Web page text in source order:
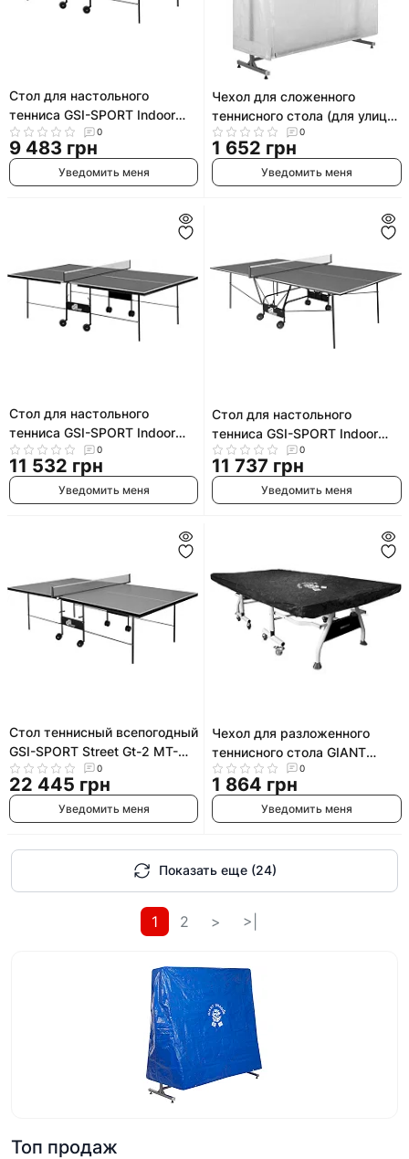
Стол для настольного
тенниса GSI-SPORT Indoor
Gk-3 MT-46910
9 483 грн
Уведомить меня
Чехол для сложенного
теннисного стола (для улицы
OUTDOOR) GIANT DRAGON
MT-6567 C003
0
1 652 грн
Уведомить меня
Стол для настольного
тенниса GSI-SPORT Indoor
Gk-3.18 MT-0934
0
11 532 грн
Уведомить меня
Стол для настольного
тенниса GSI-SPORT Indoor
Gk-4 MT-46920
11 737 грн
Уведомить меня
Стол теннисный всепогодный
GSI-SPORT Street Gt-2 MT-
3470
0
22 445 грн
Уведомить меня
Чехол для разложенного
теннисного стола GIANT
DRAGON MT-6575 INDOOR
0
1 864 грн
Уведомить меня
Показать еще (24)
1 2 > >|
Топ продаж